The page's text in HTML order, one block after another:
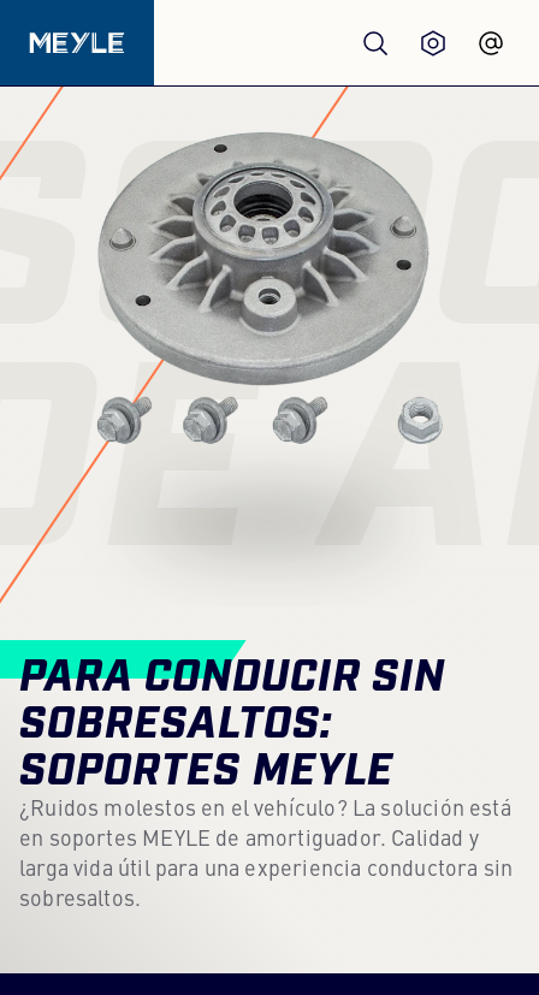
Productos
calidad
Talleres
Distribuidores
Quiénes somos
Centro de contenidos
Carrera profesional
Boletín
Idioma: Español
PARA CONDUCIR SIN
SOBRESALTOS:
SOPORTES MEYLE
¿Ruidos molestos en el vehículo? La solución está
en soportes MEYLE de amortiguador. Calidad y
larga vida útil para una experiencia conductora sin
sobresaltos.